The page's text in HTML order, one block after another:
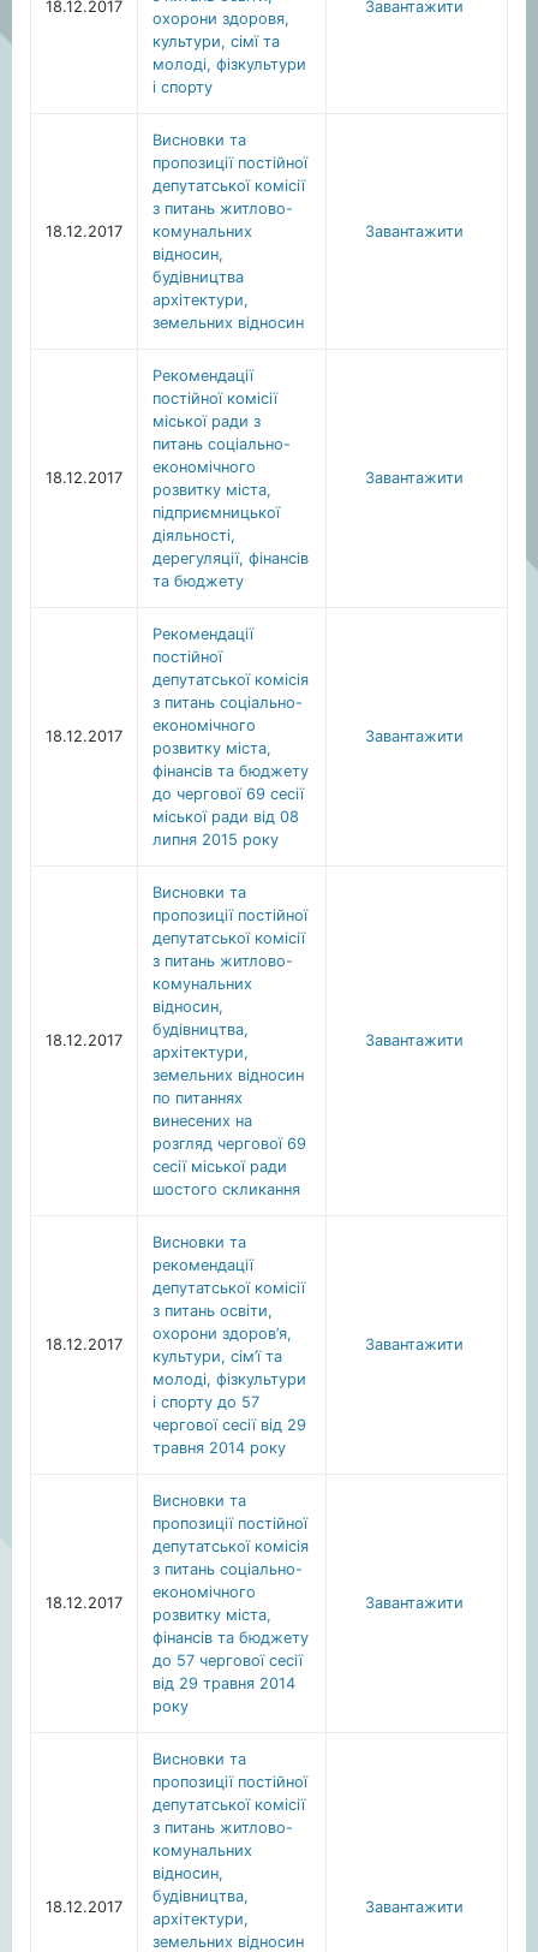
18.12.2017
охорони здоровя,
культури, сімї та
молоді, фізкультури
і спорту
Завантажити
18.12.2017
Висновки та
пропозиції постійної
депутатської комісії
з питань житлово-
комунальних
відносин,
будівництва
архітектури,
земельних відносин
Завантажити
18.12.2017
Рекомендації
постійної комісії
міської ради з
питань соціально-
економічного
розвитку міста,
підприємницької
діяльності,
дерегуляції, фінансів
та бюджету
Завантажити
18.12.2017
Рекомендації
постійної
депутатської комісія
з питань соціально-
економічного
розвитку міста,
фінансів та бюджету
до чергової 69 сесії
міської ради від 08
липня 2015 року
Завантажити
18.12.2017
Висновки та
пропозиції постійної
депутатської комісії
з питань житлово-
комунальних
відносин,
будівництва,
архітектури,
земельних відносин
по питаннях
винесених на
розгляд чергової 69
сесії міської ради
шостого скликання
Завантажити
18.12.2017
Висновки та
рекомендації
депутатської комісії
з питань освіти,
охорони здоров’я,
культури, сім’ї та
молоді, фізкультури
і спорту до 57
чергової сесії від 29
травня 2014 року
Завантажити
18.12.2017
Висновки та
пропозиції постійної
депутатської комісія
з питань соціально-
економічного
розвитку міста,
фінансів та бюджету
до 57 чергової сесії
від 29 травня 2014
року
Завантажити
18.12.2017
Висновки та
пропозиції постійної
депутатської комісії
з питань житлово-
комунальних
відносин,
будівництва,
архітектури,
земельних відносин
Завантажити